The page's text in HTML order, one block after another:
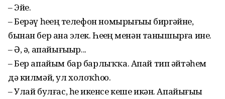
– Эйе.
– Берәү һеҙҙең телефон номырығыҙҙы биргәйне,
бынан бер аҙна элек. Һеҙҙең менән танышырға ине.
– Ә, ә, апайығыҙҙыр...
– Бер апайым бар барлыҡҡа. Апай тип әйтәһем
дә килмәй, ул холоҡһоҙҙо.
– Улай булғас, һеҙ икенсе кеше икән. Апайығыҙҙы